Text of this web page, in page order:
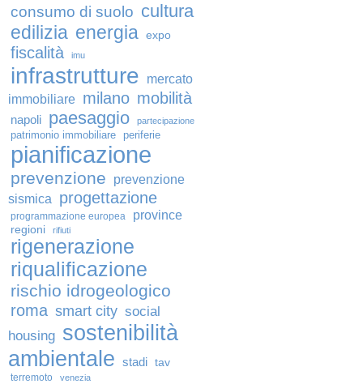
consumo di suolo cultura
edilizia energia expo
fiscalità imu
infrastrutture
mercato
immobiliare milano mobilità
napoli paesaggio partecipazione
patrimonio immobiliare periferie
pianificazione
prevenzione
prevenzione
sismica
progettazione
programmazione europea province
regioni rifiuti
rigenerazione
riqualificazione
rischio idrogeologico
roma smart city social
housing sostenibilità
ambientale stadi tav
terremoto venezia